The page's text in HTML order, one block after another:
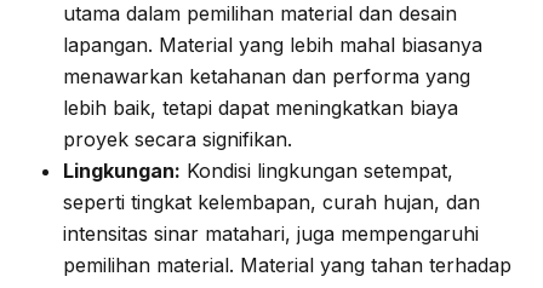
utama dalam pemilihan material dan desain
lapangan. Material yang lebih mahal biasanya
menawarkan ketahanan dan performa yang
lebih baik, tetapi dapat meningkatkan biaya
proyek secara signifikan.
Lingkungan: Kondisi lingkungan setempat,
seperti tingkat kelembapan, curah hujan, dan
intensitas sinar matahari, juga mempengaruhi
pemilihan material. Material yang tahan terhadap